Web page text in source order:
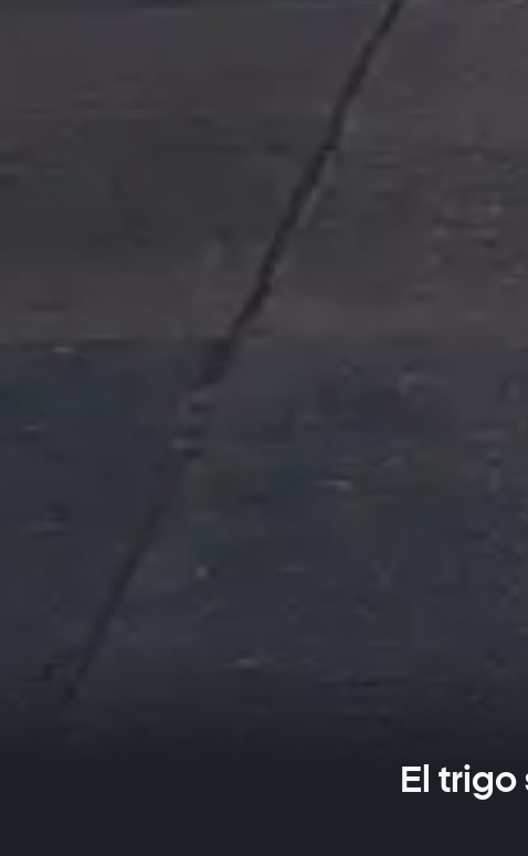
El trigo